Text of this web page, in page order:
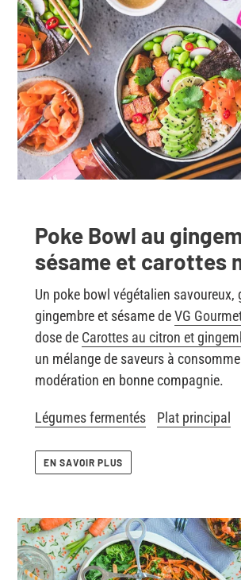
Poke Bowl au
sésame et carottes
Un poke bowl végétalien savoureux,
gingembre et sésame deVG
dose de Carottes au citron et
un mélange de saveurs à
modération en bonne compagnie.
Légumes fermentés Plat principal
EN SAVOIR PLUS